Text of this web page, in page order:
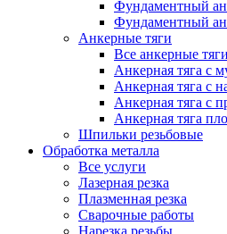
Фундаментный
Фундаментный
Анкерные тяги
Все анкерные тяги
Анкерная тяга с
Анкерная тяга с
Анкерная тяга с
Анкерная тяга
Шпильки резьбовые
Обработка металла
Все услуги
Лазерная резка
Плазменная резка
Сварочные работы
Нарезка резьбы